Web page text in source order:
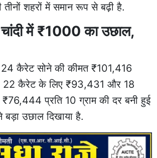
तीनों शहरों में समान रूप से बढ़ी है.
में ₹1000 का उछाल,
कैरेट सोने की कीमत ₹101,416
22 कैरेट के लिए ₹93,431 और 18
प्रति 10 ग्राम की दर बनी हुई
बड़ा उछाल दिखाया है.